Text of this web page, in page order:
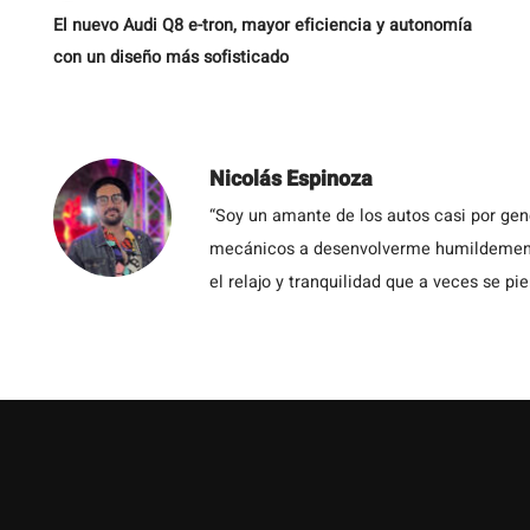
El nuevo Audi Q8 e-tron, mayor eficiencia y autonomía
con un diseño más sofisticado
Nicolás Espinoza
“Soy un amante de los autos casi por
mecánicos a desenvolverme
el relajo y tranquilidad que a veces se